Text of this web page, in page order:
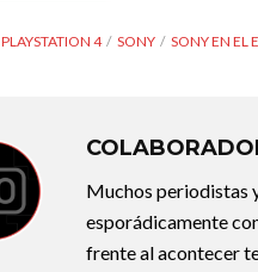
PLAYSTATION 4 SONY SONY EN EL
Muchos periodistas
esporádicamente
frente al acontecer